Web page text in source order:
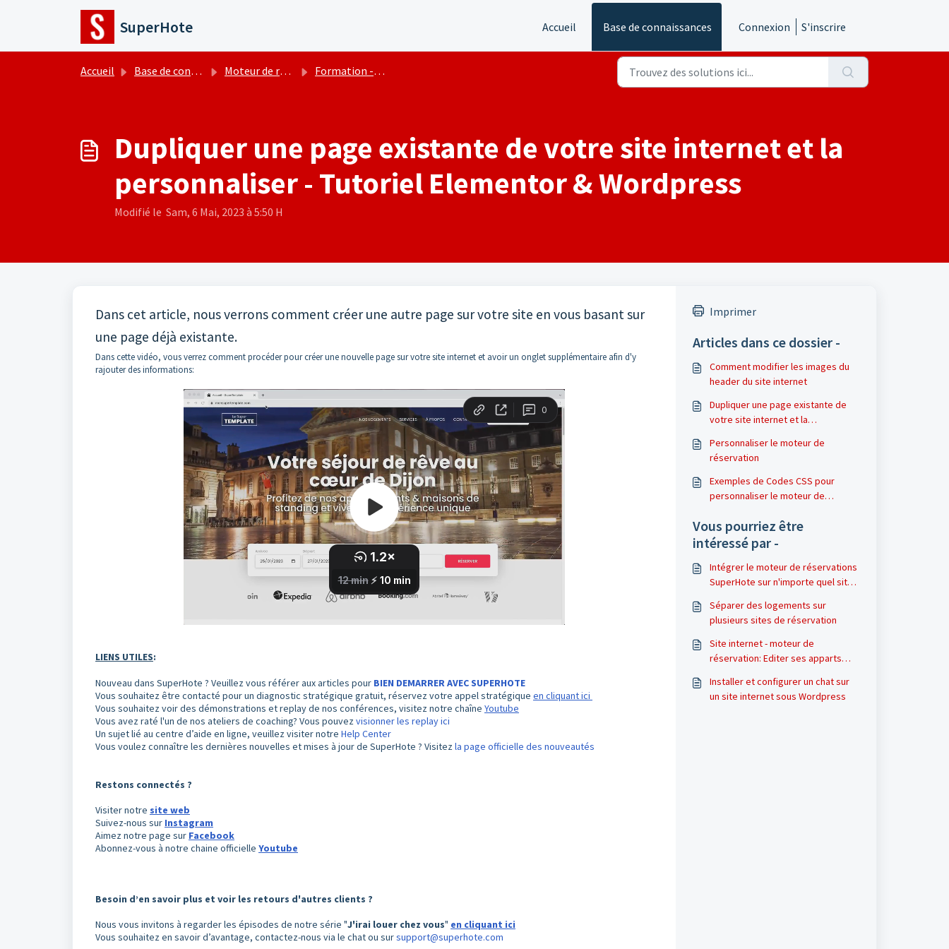
Passer au contenu principal
SuperHote Accueil Base de connaissances Connexion S'inscrire
Accueil Base de connaissances Moteur de réservation - Site internet Formation - Prise en main du site internet
Dupliquer une page existante de votre site internet et la
personnaliser - Tutoriel Elementor & Wordpress
Modifié le Sam, 6 Mai, 2023 à 5:50 H
Dans cet article, nous verrons comment créer une autre page sur votre site en vous basant sur
une page déjà existante.
Dans cette vidéo, vous verrez comment procéder pour créer une nouvelle page sur votre site internet et avoir un onglet supplémentaire afin d'y
rajouter des informations:
LIENS UTILES:
Nouveau dans SuperHote ? Veuillez vous référer aux articles pour BIEN DEMARRER AVEC SUPERHOTE
Vous souhaitez être contacté pour un diagnostic stratégique gratuit, réservez votre appel stratégique en cliquant ici
Vous souhaitez voir des démonstrations et replay de nos conférences, visitez notre chaîne Youtube
Vous avez raté l'un de nos ateliers de coaching? Vous pouvezvisionner les replay ici
Un sujet lié au centre d’aide en ligne, veuillez visiter notre Help Center
Vous voulez connaître les dernières nouvelles et mises à jour de SuperHote ? Visitezla page officielle des nouveautés
Restons connectés ?
Visiter notre site web
Suivez-nous sur Instagram
Aimez notre page sur Facebook
Abonnez-vous à notre chaine officielle Youtube
Besoin d’en savoir plus et voir les retours d'autres clients ?
Nous vous invitons à regarder les épisodes de notre série "J'irai louer chez vous" en cliquant ici
Vous souhaitez en savoir d’avantage, contactez-nous via le chat ou sursupport@superhote.com
Imprimer
Articles dans ce dossier -
Comment modifier les images du
header du site internet
Dupliquer une page existante de
votre site internet et la
& Wordpress
Personnaliser le moteur de
réservation
Exemples de Codes CSS pour
personnaliser le moteur de
Vous pourriez être
intéressé par -
Intégrer le moteur de réservations
SuperHote sur n'importe quel site
Séparer des logements sur
plusieurs sites de réservation
Site internet - moteur de
réservation: Editer ses apparts
réservations dans SuperHote
(télécharger les photos, textes et
Installer et configurer un chat sur
un site internet sous Wordpress